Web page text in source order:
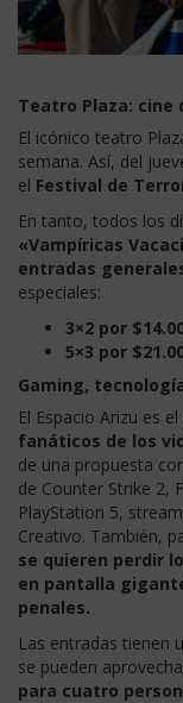
Teatro Plaza:
El icónico teatro
semana. Así, del
el Festival de
En tanto, todos los
«Vampíricas
entradas
especiales:
3×2 por
5×3 por
Gaming,
El Espacio Arizu es el
fanáticos de los
de una propuesta
de Counter Strike 2,
PlayStation 5,
Creativo. También,
se quieren perdir
en pantalla
penales.
Las entradas tienen
se pueden
para cuatro